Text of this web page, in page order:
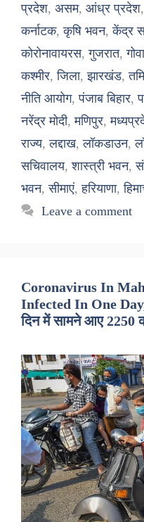
प्रदेश, असम, आंध्र प्रदेश
कर्नाटक,कृषि भवन,केंद्र
कोरोनावायरस,गुजरात,गोवा
कश्मीर,जिला,झारखंड,
नीति आयोग,पंजाब बिहार,
नरेंद्र मोदी,मणिपुर,
राज्य,लद्दाख,लॉकडाउन,
सचिवालय,शास्त्री भवन,
भवन,सीमाएं,हरियाणा,
Leave a comment
Coronavirus In
Infected In One
दिन में सामने आए 2250